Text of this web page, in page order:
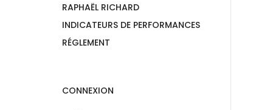
RAPHAËL RICHARD
INDICATEURS DE PERFORMANCES
RÉGLEMENT
CONNEXION